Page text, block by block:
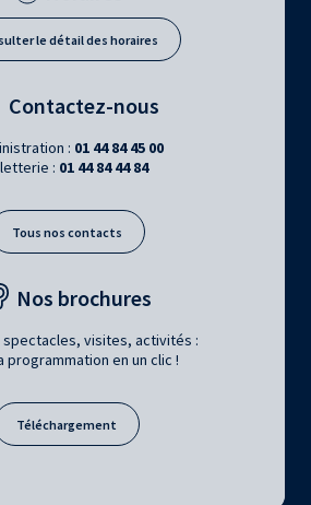
le détail des horaires
Contactez-nous
: 01 44 84 45 00
: 01 44 84 44 84
Tous nos contacts
Nos brochures
visites, activités :
programmation en un clic !
Téléchargement